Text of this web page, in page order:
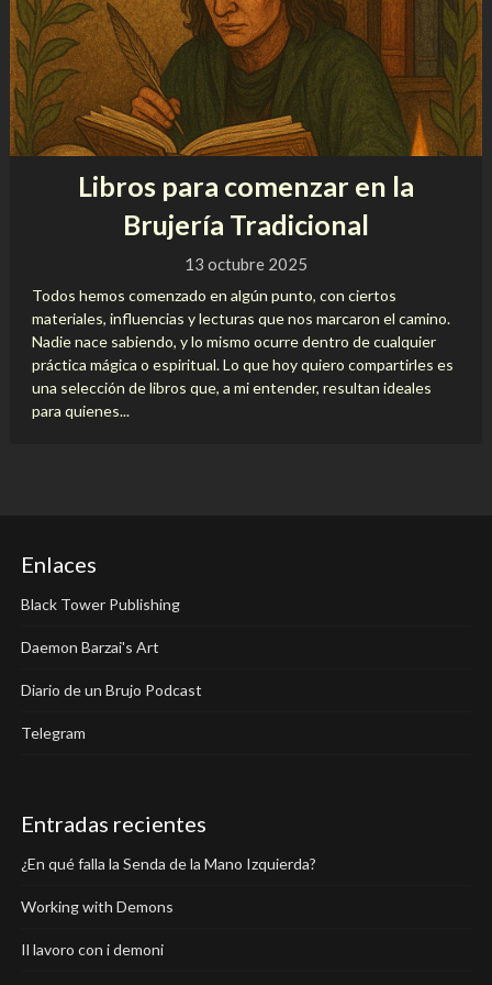
Libros para comenzar en la
Brujería Tradicional
13 octubre 2025
Todos hemos comenzado en algún punto, con ciertos
materiales, influencias y lecturas que nos marcaron el camino.
Nadie nace sabiendo, y lo mismo ocurre dentro de cualquier
práctica mágica o espiritual. Lo que hoy quiero compartirles es
una selección de libros que, a mi entender, resultan ideales
para quienes...
Enlaces
Black Tower Publishing
Daemon Barzai's Art
Diario de un Brujo Podcast
Telegram
Entradas recientes
¿En qué falla la Senda de la Mano Izquierda?
Working with Demons
Il lavoro con i demoni